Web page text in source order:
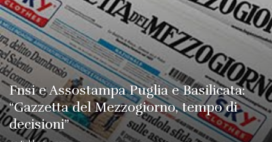
Fnsi e Assostampa Puglia e Basilicata:
“Gazzetta del Mezzogiorno, tempo di
decisioni”